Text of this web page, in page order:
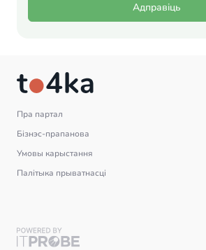
Адправіць
Пра партал
Бізнэс-прапанова
Умовы карыстання
Палітыка прыватнасці